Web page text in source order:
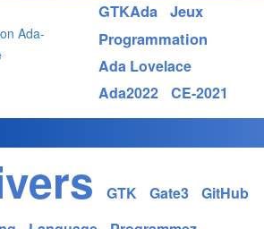
Ada-
GTKAda Jeux
Programmation
Ada Lovelace
Ada2022
CE-2021
GTK Gate3
GitHub